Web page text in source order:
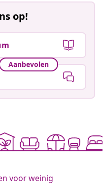
op!
Aanbevolen
voor weinig